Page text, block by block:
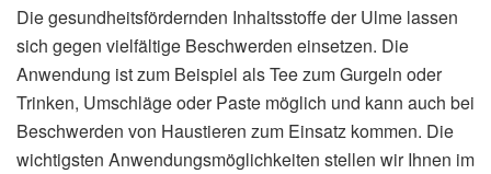
Die gesundheitsfördernden Inhaltsstoffe der Ulme lassen
sich gegen vielfältige Beschwerden einsetzen. Die
Anwendung ist zum Beispiel als Tee zum Gurgeln oder
Trinken, Umschläge oder Paste möglich und kann auch bei
Beschwerden von Haustieren zum Einsatz kommen. Die
wichtigsten Anwendungsmöglichkeiten stellen wir Ihnen im